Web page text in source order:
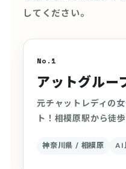
してください。
No.1
アットグルー
元チャットレディの
ト！相模原駅から徒
神奈川県 / 相模原 AI